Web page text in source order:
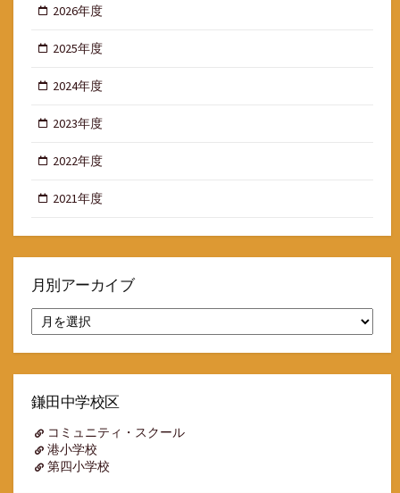
2026年度
2025年度
2024年度
2023年度
2022年度
2021年度
月別アーカイブ
別
ア
イ
鎌田中学校区
コミュニティ・スクール
港小学校
第四小学校